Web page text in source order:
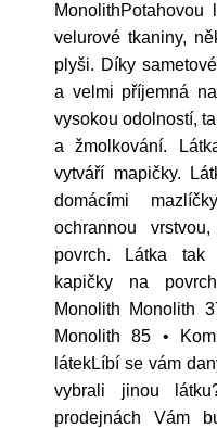
velurové tkaniny,
plyši. Díky
a velmi příjemná
vysokou odolností,
a žmolkování.
vytváří mapičky.
domácími
ochrannou
povrch. Látka
kapičky na
Monolith Monolith
Monolith 85 •
látekLíbí se vám
vybrali jinou
prodejnách Vám